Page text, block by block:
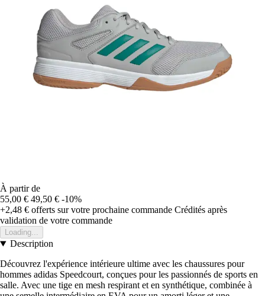
À partir de
55,00 € 49,50 € -10%
+2,48 € offerts sur votre prochaine commande Crédités après
validation de votre commande
Loading...
Description
Découvrez l'expérience intérieure ultime avec les chaussures pour
hommes adidas Speedcourt, conçues pour les passionnés de sports en
salle. Avec une tige en mesh respirant et en synthétique, combinée à